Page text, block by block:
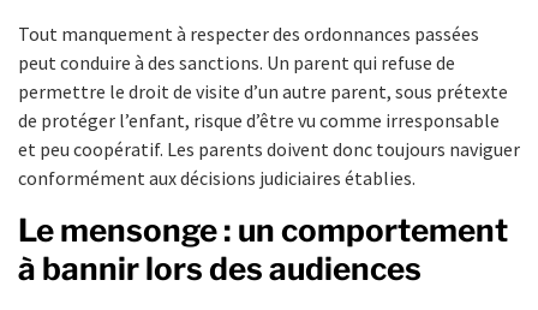
Tout manquement à respecter des ordonnances passées
peut conduire à des sanctions. Un parent qui refuse de
permettre le droit de visite d’un autre parent, sous prétexte
de protéger l’enfant, risque d’être vu comme irresponsable
et peu coopératif. Les parents doivent donc toujours naviguer
conformément aux décisions judiciaires établies.
Le mensonge : un comportement
à bannir lors des audiences